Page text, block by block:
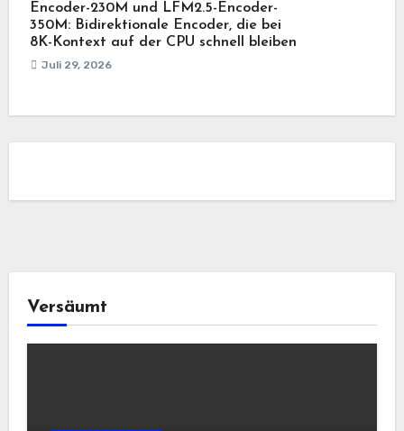
Encoder-230M und LFM2.5-Encoder-
350M: Bidirektionale Encoder, die bei
8K-Kontext auf der CPU schnell bleiben
Juli 29, 2026
Versäumt